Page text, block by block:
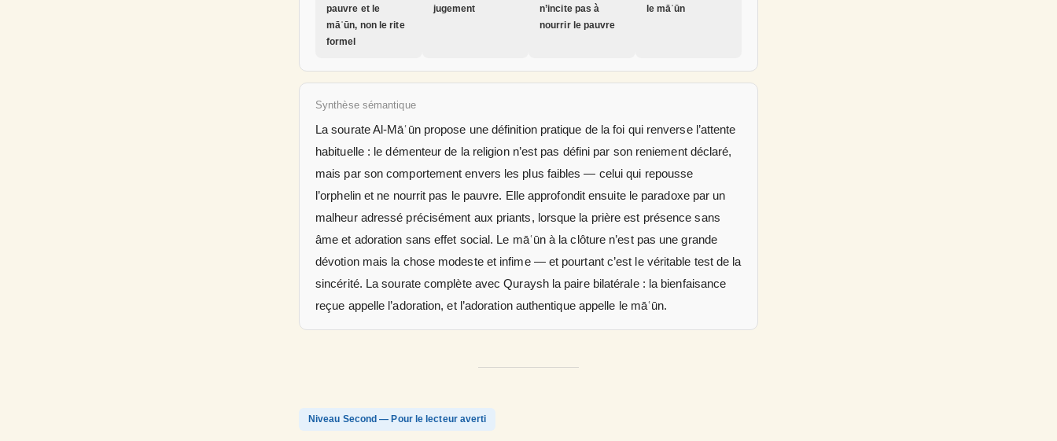
pauvre et le
māʿūn, non le rite
formel
jugement
n’incite pas à
nourrir le pauvre
le māʿūn
Synthèse sémantique
La sourate Al-Māʿūn propose une définition pratique de la foi qui renverse l’attente
habituelle : le démenteur de la religion n’est pas défini par son reniement déclaré,
mais par son comportement envers les plus faibles — celui qui repousse
l’orphelin et ne nourrit pas le pauvre. Elle approfondit ensuite le paradoxe par un
malheur adressé précisément aux priants, lorsque la prière est présence sans
âme et adoration sans effet social. Le māʿūn à la clôture n’est pas une grande
dévotion mais la chose modeste et infime — et pourtant c’est le véritable test de la
sincérité. La sourate complète avec Quraysh la paire bilatérale : la bienfaisance
reçue appelle l’adoration, et l’adoration authentique appelle le māʿūn.
Niveau Second — Pour le lecteur averti